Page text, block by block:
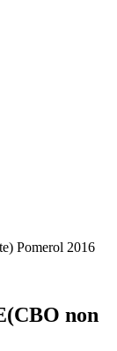
Pomerol 2016
non